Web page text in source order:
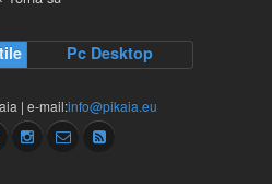
Pc Desktop
| e-mail:info@pikaia.eu